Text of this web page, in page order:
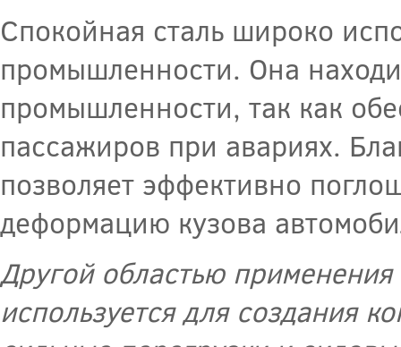
Спокойная сталь широко
промышленности. Она
промышленности, так как
пассажиров при авариях.
позволяет эффективно
деформацию кузова
Другой областью применения
используется для создания